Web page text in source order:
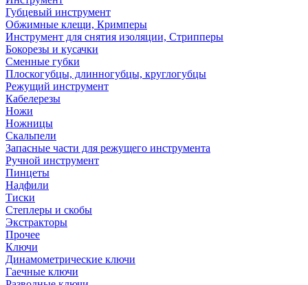
Губцевый инструмент
Обжимные клещи, Кримперы
Инструмент для снятия изоляции, Стрипперы
Бокорезы и кусачки
Сменные губки
Плоскогубцы, длинногубцы, круглогубцы
Режущий инструмент
Кабелерезы
Ножи
Ножницы
Скальпели
Запасные части для режущего инструмента
Ручной инструмент
Пинцеты
Надфили
Тиски
Степлеры и скобы
Экстракторы
Прочее
Ключи
Динамометрические ключи
Гаечные ключи